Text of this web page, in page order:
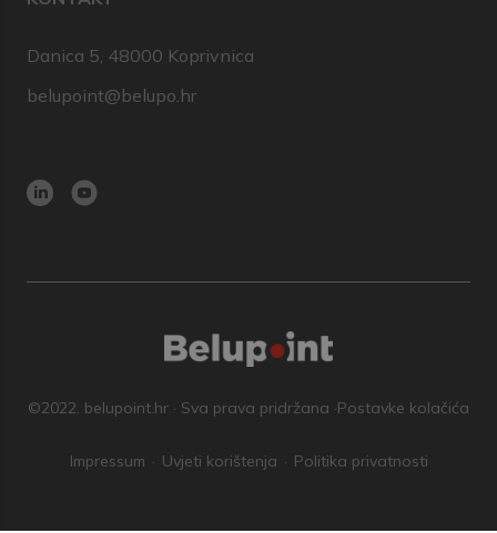
Danica 5, 48000 Koprivnica
belupoint@belupo.hr
©2022. belupoint.hr · Sva prava pridržana ·Postavke kolačića
Impressum Uvjeti korištenja Politika privatnosti